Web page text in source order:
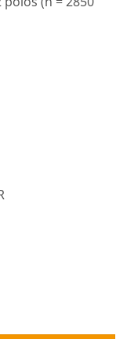
750/N, 0.75HP,